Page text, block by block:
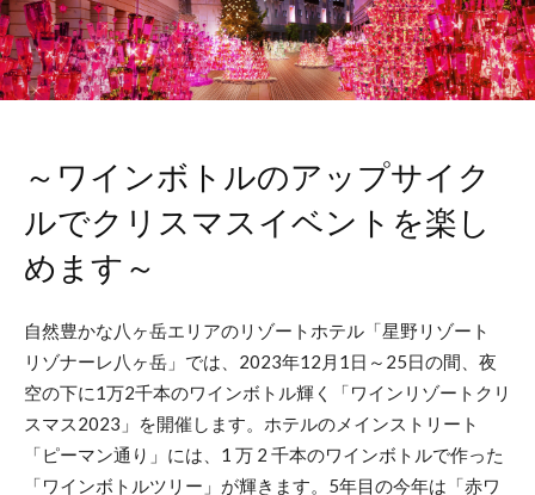
～ワインボトルのアップサイク
ルでクリスマスイベントを楽し
めます～
自然豊かな八ヶ岳エリアのリゾートホテル「星野リゾート
リゾナーレ八ヶ岳」では、2023年12月1日～25日の間、夜
空の下に1万2千本のワインボトル輝く「ワインリゾートクリ
スマス2023」を開催します。ホテルのメインストリート
「ピーマン通り」には、1 万 2 千本のワインボトルで作った
「ワインボトルツリー」が輝きます。5年目の今年は「赤ワ